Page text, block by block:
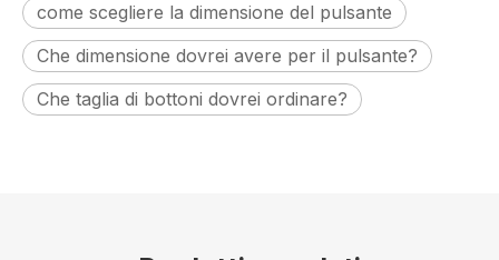
come scegliere la dimensione del pulsante
Che dimensione dovrei avere per il pulsante?
Che taglia di bottoni dovrei ordinare?